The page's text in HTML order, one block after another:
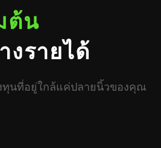
ต้น
งรายได้
ทุนที่อยู่ใกล้แค่ปลายนิ้วของคุณ